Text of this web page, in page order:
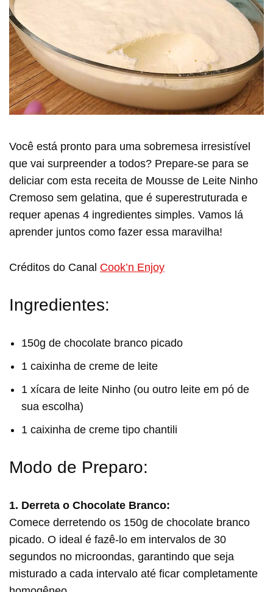
Você está pronto para uma sobremesa irresistível
que vai surpreender a todos? Prepare-se para se
deliciar com esta receita de Mousse de Leite Ninho
Cremoso sem gelatina, que é superestruturada e
requer apenas 4 ingredientes simples. Vamos lá
aprender juntos como fazer essa maravilha!
Créditos do Canal Cook’n Enjoy
Ingredientes:
150g de chocolate branco picado
1 caixinha de creme de leite
1 xícara de leite Ninho (ou outro leite em pó de
sua escolha)
1 caixinha de creme tipo chantili
Modo de Preparo:
1. Derreta o Chocolate Branco:
Comece derretendo os 150g de chocolate branco
picado. O ideal é fazê-lo em intervalos de 30
segundos no microondas, garantindo que seja
misturado a cada intervalo até ficar completamente